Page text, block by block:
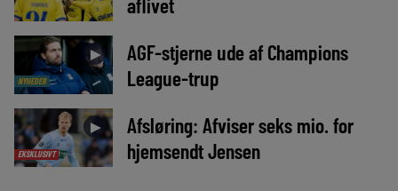
NYHEDER
►
AGF-stjerne ude af Champions
League-trup
EKSKLUSIVT
►
Afsløring: Afviser seks mio. for
hjemsendt Jensen